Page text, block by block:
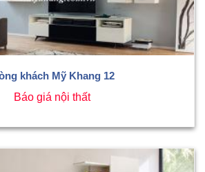
khách Mỹ Khang 12
Báo giá nội thất